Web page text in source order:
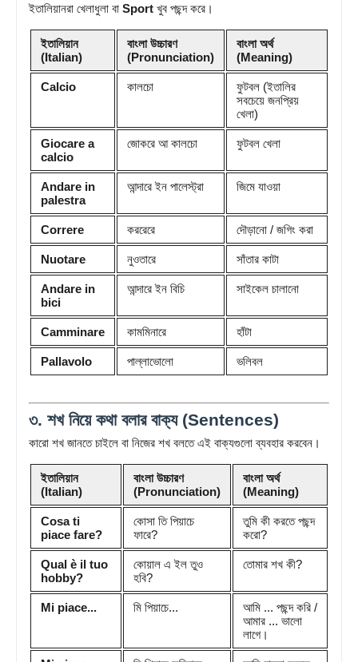
ইতালিয়ানরা খেলাধুলা বা Sport খুব পছন্দ করে।
ইতালিয়ান
(Italian)
বাংলা উচ্চারণ
(Pronunciation)
বাংলা অর্থ
(Meaning)
Calcio কালচো
ফুটবল (ইতালির
সবচেয়ে জনপ্রিয়
খেলা)
Giocare a
calcio
জোকরে আ কালচো ফুটবল খেলা
Andare in
palestra
আন্দারে ইন পালেস্ট্রা জিমে যাওয়া
Correre কররেরে দৌড়ানো / জগিং করা
Nuotare নুওতারে সাঁতার কাটা
Andare in
bici
আন্দারে ইন বিচি সাইকেল চালানো
Camminare কামমিনারে হাঁটা
Pallavolo পাল্লাভোলো ভলিবল
৩. শখ নিয়ে কথা বলার বাক্য (Sentences)
কারো শখ জানতে চাইলে বা নিজের শখ বলতে এই বাক্যগুলো ব্যবহার করবেন।
ইতালিয়ান
(Italian)
বাংলা উচ্চারণ
(Pronunciation)
বাংলা অর্থ
(Meaning)
Cosa ti
piace fare?
কোসা তি পিয়াচে
ফারে?
তুমি কী করতে পছন্দ
করো?
Qual è il tuo
hobby?
কোয়াল এ ইল তুও
হবি?
তোমার শখ কী?
Mi piace... মি পিয়াচে...
আমি ... পছন্দ করি /
আমার ... ভালো
লাগে।